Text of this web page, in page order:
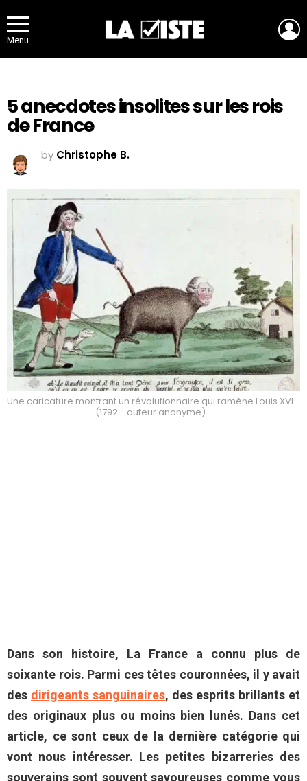
Menu
5 anecdotes insolites sur les rois
de France
by Christophe B.
Une caricature montrant un révolutionnaire qui ramène Louis XVI
(1792 - auteur anonyme)
Dans son histoire, La France a connu plus de
soixante rois. Parmi ces têtes couronnées, il y avait
des dirigeants sanguinaires, des esprits brillants et
des originaux plus ou moins bien lunés. Dans cet
article, ce sont ceux de la dernière catégorie qui
vont nous intéresser. Les petites bizarreries des
souverains sont souvent savoureuses comme vous